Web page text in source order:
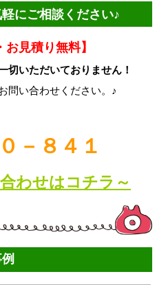
にご相談ください♪
お見積り無料】
切いただいておりません！
問い合わせください。♪
－８４１
わせはコチラ～